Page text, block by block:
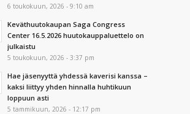
6 toukokuun, 2026 - 9:10 am
Keväthuutokaupan Saga Congress
Center 16.5.2026 huutokauppaluettelo on
julkaistu
5 toukokuun, 2026 - 3:37 pm
Hae jäsenyyttä yhdessä kaverisi kanssa –
kaksi liittyy yhden hinnalla huhtikuun
loppuun asti
5 tammikuun, 2026 - 12:17 pm